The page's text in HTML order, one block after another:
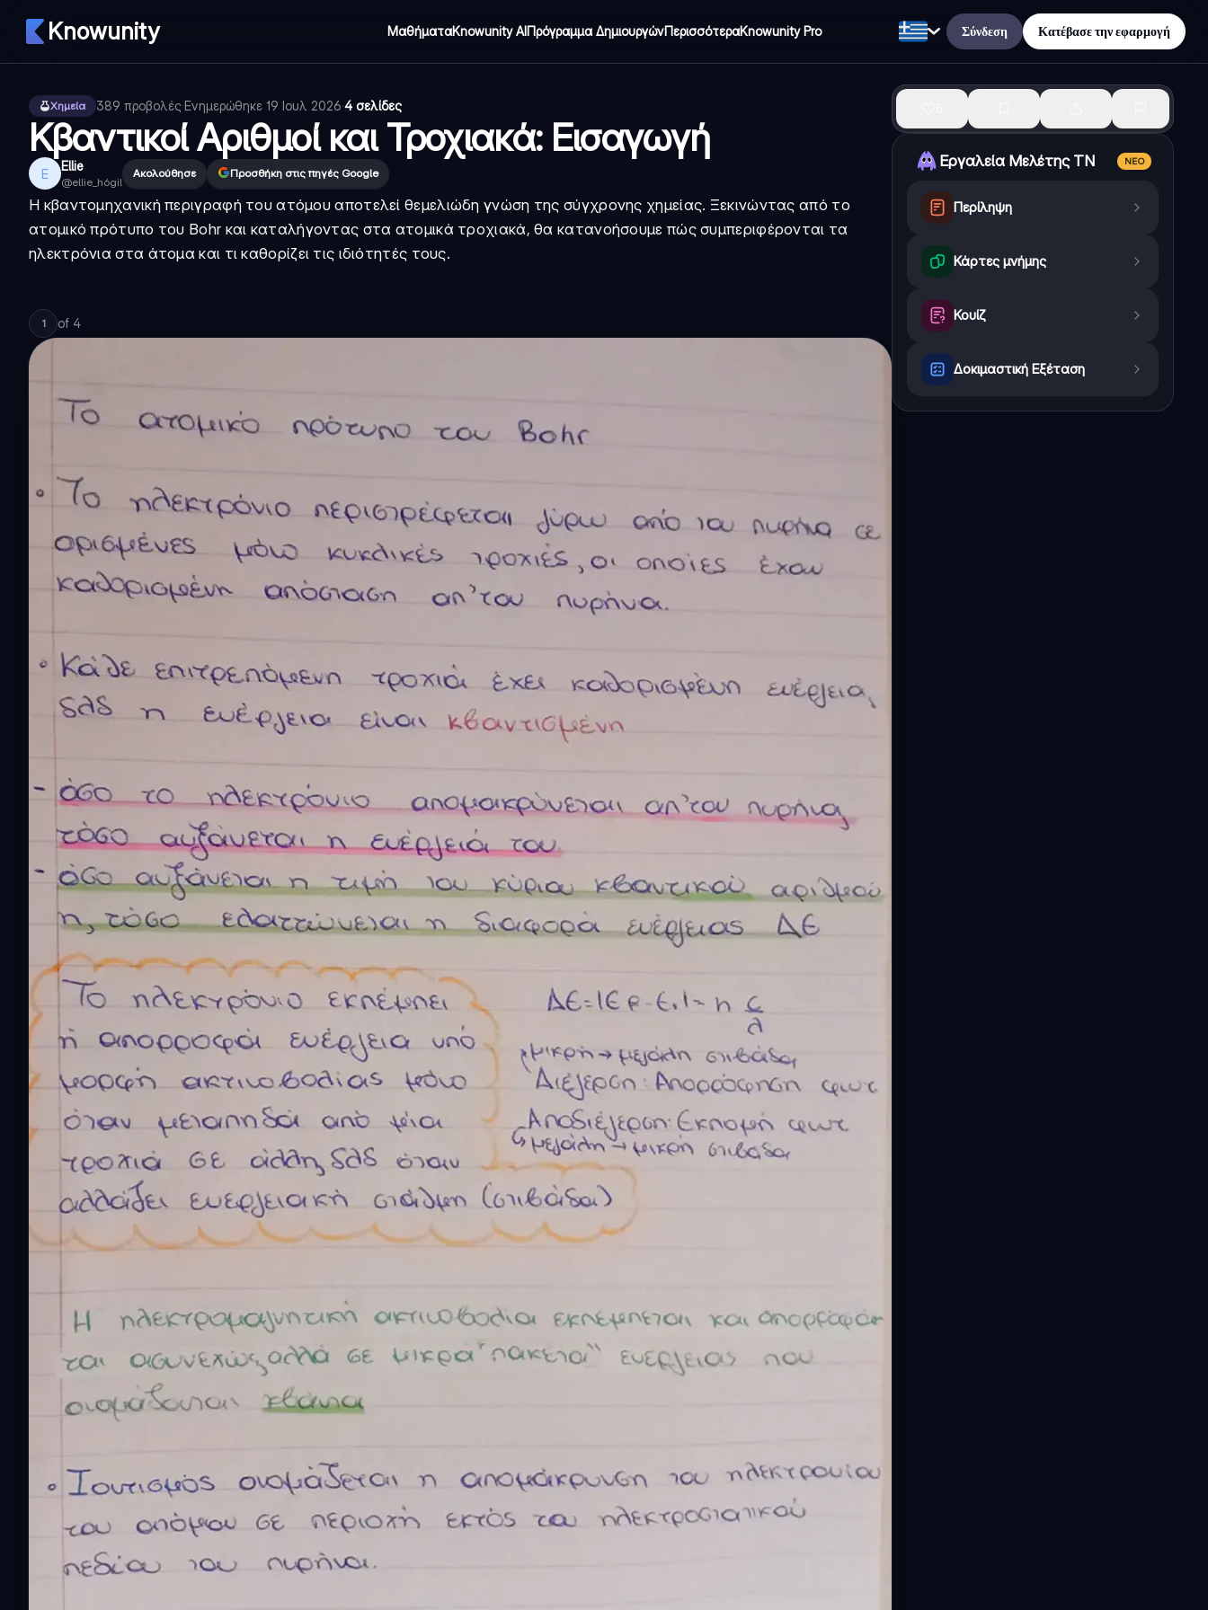
Knowunity ΜαθήματαKnowunity AIΠρόγραμμα ΔημιουργώνΠερισσότεραKnowunity Pro Σύνδεση Κατέβασε την εφαρμογή
Χημεία 389 προβολές·Ενημερώθηκε 19 Ιουλ 2026·4 σελίδες
Κβαντικοί Αριθμοί και Τροχιακά: Εισαγωγή
E Ellie
@ellie_h6gil
Ακολούθησε Προσθήκη στις πηγές Google
Η κβαντομηχανική περιγραφή του ατόμου αποτελεί θεμελιώδη γνώση της σύγχρονης χημείας. Ξεκινώντας από το
ατομικό πρότυπο του Bohr και καταλήγοντας στα ατομικά τροχιακά, θα κατανοήσουμε πώς συμπεριφέρονται τα
ηλεκτρόνια στα άτομα και τι καθορίζει τις ιδιότητές τους.
1 of 4
Εργαλεία Μελέτης ΤΝ ΝΈΟ
Περίληψη
Κάρτες μνήμης
Κουίζ
Δοκιμαστική Εξέταση